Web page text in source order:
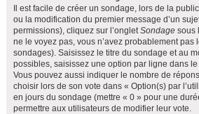
Il est facile de créer un sondage, lors de la
ou la modification du premier message d’un
permissions), cliquez sur l’ongletSondage sous
ne le voyez pas, vous n’avez probablement pas
sondages). Saisissez le titre du sondage et au
possibles, saisissez une option par ligne dans
Vous pouvez aussi indiquer le nombre de
choisir lors de son vote dans « Option(s) par
en jours du sondage (mettre « 0 » pour une
permettre aux utilisateurs de modifier leur vote.